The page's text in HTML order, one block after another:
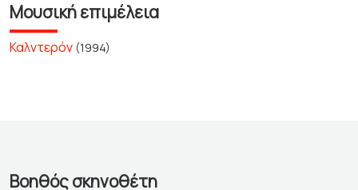
Μουσική επιμέλεια
Καλντερόν (1994)
Βοηθός σκηνοθέτη